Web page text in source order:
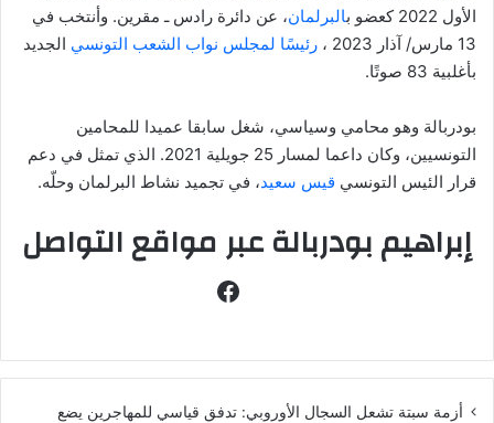
الأول 2022 كعضو ب
البرلمان، عن دائرة رادس ـ مقرين. وأنتخب في
13 مارس/ آذار 2023 ،
رئيسًا لمجلس نواب الشعب التونسي الجديد
بأغلبية 83 صوتًا.
بودربالة وهو محامي وسياسي، شغل سابقا عميدا للمحامين
التونسيين، وكان داعما لمسار 25 جويلية 2021. الذي تمثل في دعم
قرار الئيس التونسي قيس سعيد، في تجميد نشاط البرلمان وحلّه.
إبراهيم بودربالة عبر مواقع التواصل
فيسبوك
أزمة سبتة تشعل السجال الأوروبي: تدفق قياسي للمهاجرين يضع